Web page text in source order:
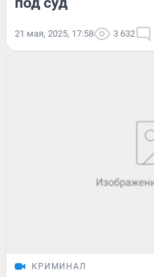
21 мая, 2025, 17:58 3 632
КРИМИНАЛ